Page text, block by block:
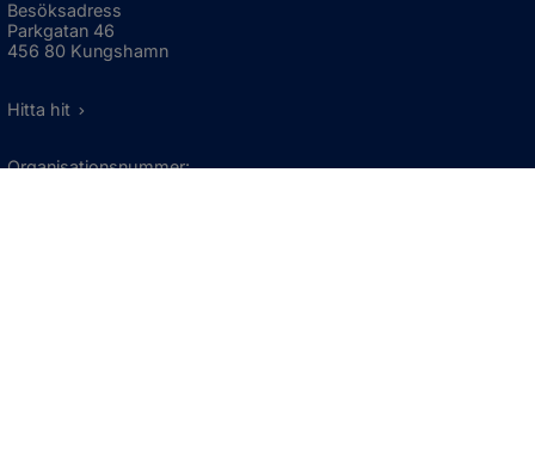
Besöksadress
Parkgatan 46
456 80 Kungshamn
Hitta hit
Organisationsnummer: